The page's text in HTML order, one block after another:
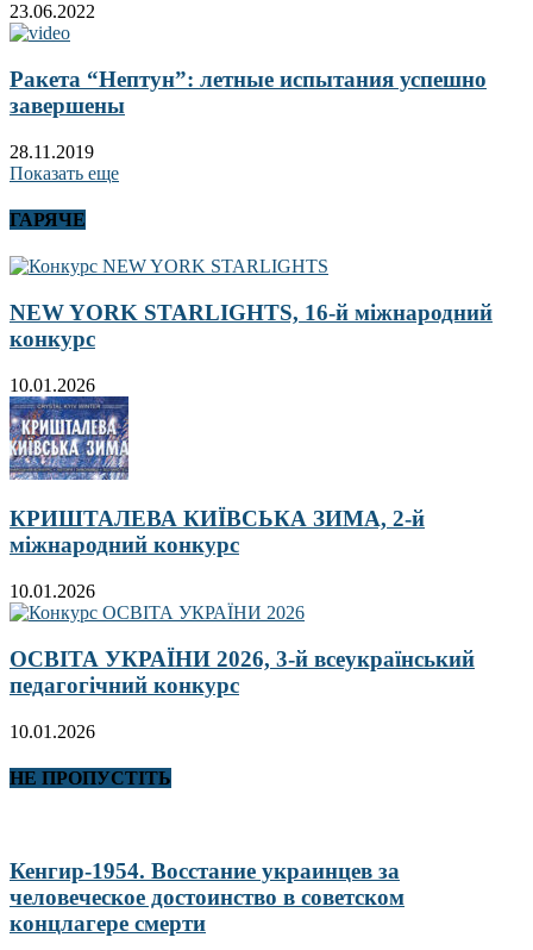
23.06.2022
Ракета “Нептун”: летные испытания успешно
завершены
28.11.2019
Показать еще
ГАРЯЧЕ
NEW YORK STARLIGHTS, 16-й міжнародний
конкурс
10.01.2026
КРИШТАЛЕВА КИЇВСЬКА ЗИМА, 2-й
міжнародний конкурс
10.01.2026
ОСВІТА УКРАЇНИ 2026, 3-й всеукраїнський
педагогічний конкурс
10.01.2026
НЕ ПРОПУСТІТЬ
Кенгир-1954. Восстание украинцев за
человеческое достоинство в советском
концлагере смерти